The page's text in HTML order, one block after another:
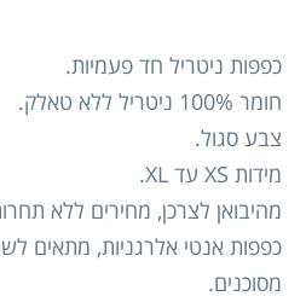
כפפות ניטריל חד פעמיות.
חומר 100% ניטריל ללא טאלק.
צבע סגול.
מידות XS עד XL.
מהיבואן לצרכן, מחירים ללא
כפפות אנטי אלרגניות, מתאים
מסוכנים.